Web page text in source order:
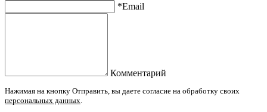
*Email
Комментарий
Нажимая на кнопку Отправить, вы даете согласие на обработку своих
персональных данных.